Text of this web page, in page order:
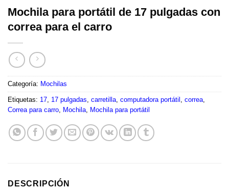
Mochila para portátil de 17 pulgadas con
correa para el carro
Categoría: Mochilas
Etiquetas: 17, 17 pulgadas, carretilla, computadora portátil , correa,
Correa para carro, Mochila, Mochila para portátil
DESCRIPCIÓN